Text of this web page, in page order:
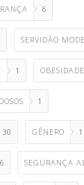
6
SERVIDÃO
1 OBESIDADE
1
30 GÊNERO 1
SEGURANÇA